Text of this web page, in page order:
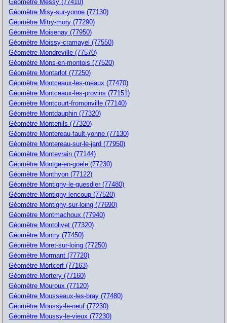
Géomètre Messy (77410)
Géomètre Misy-sur-yonne (77130)
Géomètre Mitry-mory (77290)
Géomètre Moisenay (77950)
Géomètre Moissy-cramayel (77550)
Géomètre Mondreville (77570)
Géomètre Mons-en-montois (77520)
Géomètre Montarlot (77250)
Géomètre Montceaux-les-meaux (77470)
Géomètre Montceaux-les-provins (77151)
Géomètre Montcourt-fromonville (77140)
Géomètre Montdauphin (77320)
Géomètre Montenils (77320)
Géomètre Montereau-fault-yonne (77130)
Géomètre Montereau-sur-le-jard (77950)
Géomètre Montevrain (77144)
Géomètre Montge-en-goele (77230)
Géomètre Monthyon (77122)
Géomètre Montigny-le-guesdier (77480)
Géomètre Montigny-lencoup (77520)
Géomètre Montigny-sur-loing (77690)
Géomètre Montmachoux (77940)
Géomètre Montolivet (77320)
Géomètre Montry (77450)
Géomètre Moret-sur-loing (77250)
Géomètre Mormant (77720)
Géomètre Mortcerf (77163)
Géomètre Mortery (77160)
Géomètre Mouroux (77120)
Géomètre Mousseaux-les-bray (77480)
Géomètre Moussy-le-neuf (77230)
Géomètre Moussy-le-vieux (77230)